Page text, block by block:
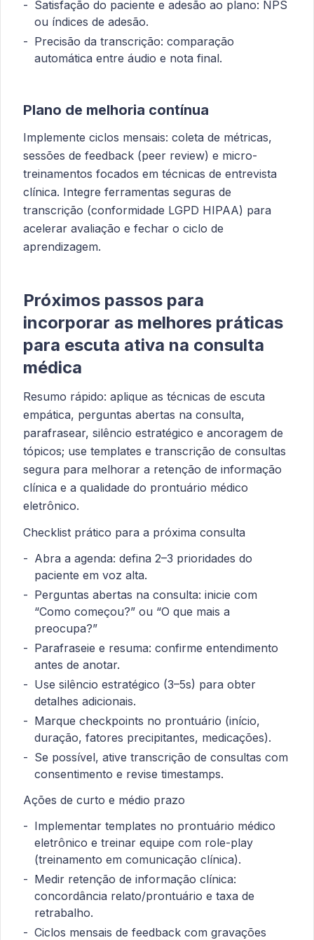
Satisfação do paciente e adesão ao plano: NPS
ou índices de adesão.
Precisão da transcrição: comparação
automática entre áudio e nota final.
Plano de melhoria contínua
Implemente ciclos mensais: coleta de métricas,
sessões de feedback (peer review) e micro-
treinamentos focados em técnicas de entrevista
clínica. Integre ferramentas seguras de
transcrição (conformidade LGPD HIPAA) para
acelerar avaliação e fechar o ciclo de
aprendizagem.
Próximos passos para
incorporar as melhores práticas
para escuta ativa na consulta
médica
Resumo rápido: aplique as técnicas de escuta
empática, perguntas abertas na consulta,
parafrasear, silêncio estratégico e ancoragem de
tópicos; use templates e transcrição de consultas
segura para melhorar a retenção de informação
clínica e a qualidade do prontuário médico
eletrônico.
Checklist prático para a próxima consulta
Abra a agenda: defina 2–3 prioridades do
paciente em voz alta.
Perguntas abertas na consulta: inicie com
“Como começou?” ou “O que mais a
preocupa?”
Parafraseie e resuma: confirme entendimento
antes de anotar.
Use silêncio estratégico (3–5s) para obter
detalhes adicionais.
Marque checkpoints no prontuário (início,
duração, fatores precipitantes, medicações).
Se possível, ative transcrição de consultas com
consentimento e revise timestamps.
Ações de curto e médio prazo
Implementar templates no prontuário médico
eletrônico e treinar equipe com role-play
(treinamento em comunicação clínica).
Medir retenção de informação clínica:
concordância relato/prontuário e taxa de
retrabalho.
Ciclos mensais de feedback com gravações